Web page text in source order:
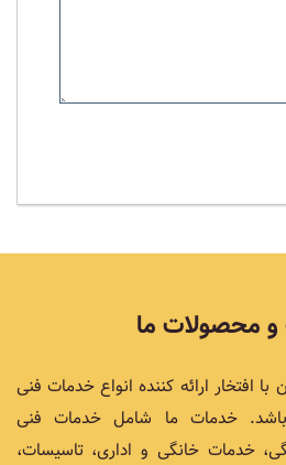
محصولات ما
افتخار ارائه کننده انواع خدمات فنی
خدمات ما شامل خدمات فنی
خدمات خانگی و اداری، تاسیسات،